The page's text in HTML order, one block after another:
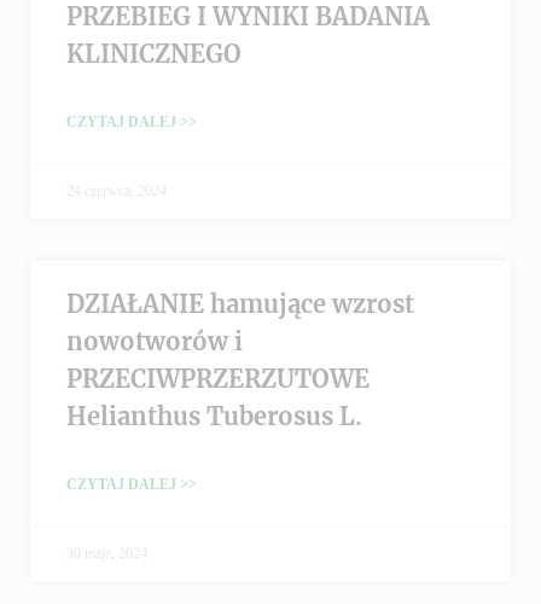
PRZEBIEG I WYNIKI BADANIA
KLINICZNEGO
CZYTAJ DALEJ >>
24 czerwca, 2024
DZIAŁANIE hamujące wzrost
nowotworów i
PRZECIWPRZERZUTOWE
Helianthus Tuberosus L.
CZYTAJ DALEJ >>
30 maja, 2024